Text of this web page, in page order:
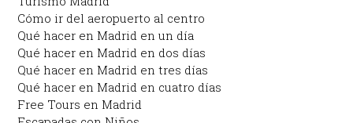
Cómo ir del aeropuerto al centro
Qué hacer en Madrid en un día
Qué hacer en Madrid en dos días
Qué hacer en Madrid en tres días
Qué hacer en Madrid en cuatro días
Free Tours en Madrid